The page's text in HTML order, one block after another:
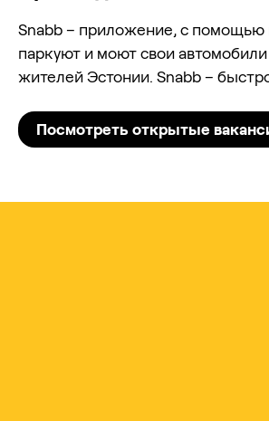
Snabb – приложение, с помощью
паркуют и моют свои
жителей Эстонии. Snabb –
Посмотреть открытые